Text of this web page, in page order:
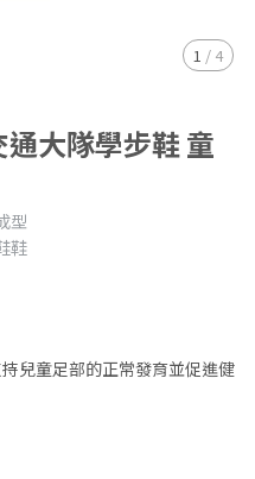
1 / 4
大隊學步鞋 童
型
鞋
兒童足部的正常發育並促進健